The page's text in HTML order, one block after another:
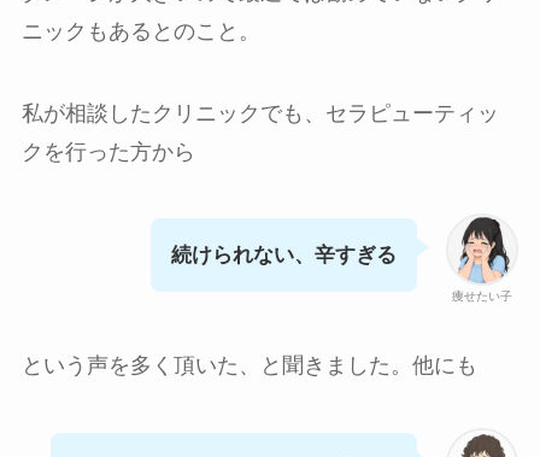
ニックもあるとのこと。
私が相談したクリニックでも、セラピューティッ
クを行った方から
痩せたい子
続けられない、辛すぎる
という声を多く頂いた、と聞きました。他にも